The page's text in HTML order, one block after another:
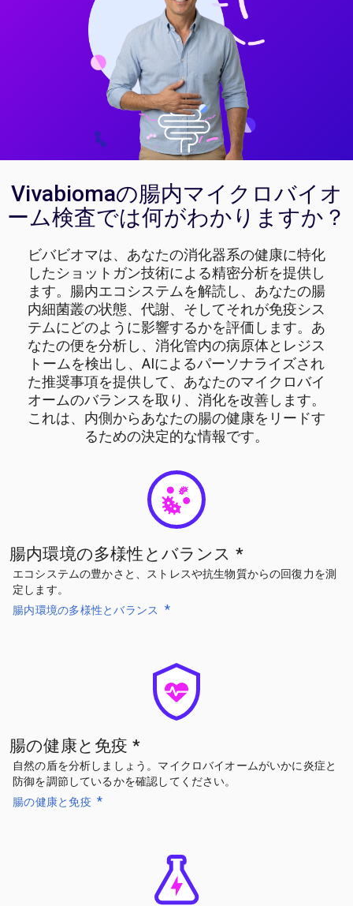
Vivabiomaの腸内マイクロバイオ
ーム検査では何がわかりますか？
ビバビオマは、あなたの消化器系の健康に特化
したショットガン技術による精密分析を提供し
ます。腸内エコシステムを解読し、あなたの腸
内細菌叢の状態、代謝、そしてそれが免疫シス
テムにどのように影響するかを評価します。あ
なたの便を分析し、消化管内の病原体とレジス
トームを検出し、AIによるパーソナライズされ
た推奨事項を提供して、あなたのマイクロバイ
オームのバランスを取り、消化を改善します。
これは、内側からあなたの腸の健康をリードす
るための決定的な情報です。
腸内環境の多様性とバランス *
エコシステムの豊かさと、ストレスや抗生物質からの回復力を測
定します。
腸内環境の多様性とバランス *
腸の健康と免疫 *
自然の盾を分析しましょう。マイクロバイオームがいかに炎症と
防御を調節しているかを確認してください。
腸の健康と免疫 *